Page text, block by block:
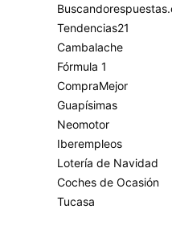
Tendencias21
Cambalache
Fórmula 1
CompraMejor
Guapísimas
Neomotor
Iberempleos
Lotería de Navidad
Coches de Ocasión
Tucasa